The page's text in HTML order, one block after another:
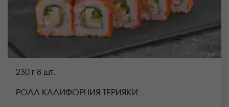
230 г 8 шт.
РОЛЛ КАЛИФОРНИЯ ТЕРИЯКИ